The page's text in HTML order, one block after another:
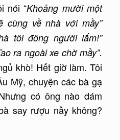
nói “Khoảng mười một
cùng về nhà với mầy”
tôi đông người lắm!”
ra ngoài xe chờ mầy”.
khò! Hết giờ làm. Tôi
Mỹ, chuyện các bà gạ
có ông nào dám
say rượu nầy không?